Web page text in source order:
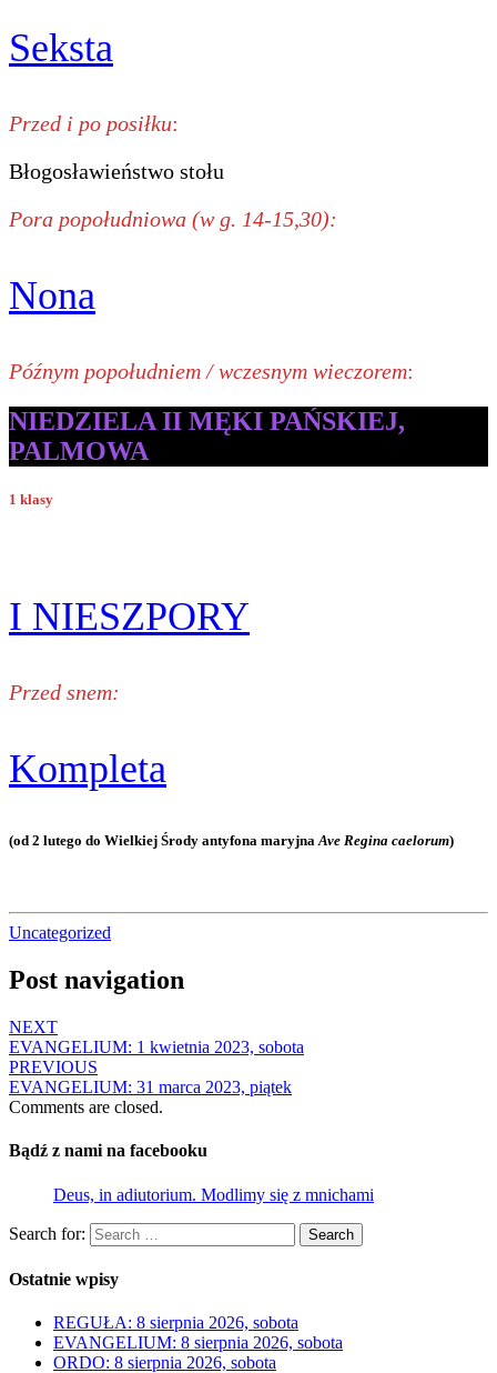
Seksta
Przed i po posiłku:
Błogosławieństwo stołu
Pora popołudniowa (w g. 14-15,30):
Nona
Późnym popołudniem / wczesnym wieczorem:
NIEDZIELA II MĘKI PAŃSKIEJ,
PALMOWA
1 klasy
I NIESZPORY
Przed snem:
Kompleta
(od 2 lutego do Wielkiej Środy antyfona maryjnaAve Regina caelorum)
Uncategorized
Post navigation
NEXT
EVANGELIUM: 1 kwietnia 2023, sobota
PREVIOUS
EVANGELIUM: 31 marca 2023, piątek
Comments are closed.
Bądź z nami na facebooku
Deus, in adiutorium. Modlimy się z mnichami
Search for: Search
Ostatnie wpisy
REGUŁA: 8 sierpnia 2026, sobota
EVANGELIUM: 8 sierpnia 2026, sobota
ORDO: 8 sierpnia 2026, sobota